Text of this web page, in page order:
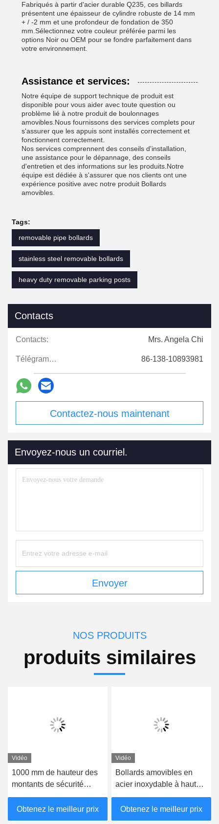
Fabriqués à partir d'acier durable Q235, ces billards
présentent une épaisseur de cylindre robuste de 14 mm
+ / -2 mm et une profondeur de fondation de 350
mm.Sélectionnez votre couleur préférée parmi les
options Noir ou OEM pour se fondre parfaitement dans
votre environnement.
Assistance et services:
Notre équipe de support technique de produit est
disponible pour vous aider avec toute question ou
problème lié à notre produit de boulonnages
amovibles.Nous fournissons des services complets pour
s'assurer que les appuis sont installés correctement et
fonctionnent correctement.
Nos services comprennent des conseils d'installation,
une assistance pour le dépannage, des conseils
d'entretien et des informations sur les produits.Notre
équipe est dédiée à s'assurer que nos clients ont une
expérience positive avec notre produit Bollards
amovibles.
Tags:
removable pipe bollards
stainless steel removable bollards
heavy duty removable parking posts
Contacts
Contacts: Mrs. Angela Chi
Télégramme: 86-138-10893981
Contactez-nous maintenant
Envoyez-nous un courriel.
Envoyer
NOS PRODUITS
produits similaires
Vidéo
1000 mm de hauteur des
montants de sécurité
amovibles des montants
de circulation amovibles
350 mm de profondeur
Obtenez le meilleur prix
Vidéo
Bollards amovibles en
acier inoxydable à haute
visibilité avec certification
IWA14-1
Obtenez le meilleur prix